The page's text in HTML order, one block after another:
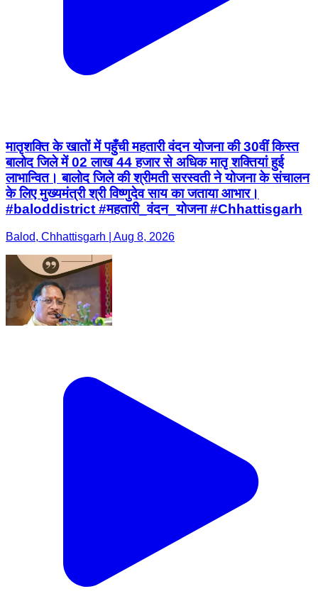
मातृशक्ति के खातों में पहुँची महतारी वंदन योजना की 30वीं किस्त
बालोद जिले में 02 लाख 44 हजार से अधिक मातृ शक्तियां हुई
लाभान्वित। बालोद जिले की श्रीमती सरस्वती ने योजना के संचालन
के लिए मुख्यमंत्री श्री विष्णुदेव साय का जताया आभार।
#baloddistrict #महतारी_वंदन_योजना #Chhattisgarh
Balod, Chhattisgarh | Aug 8, 2026